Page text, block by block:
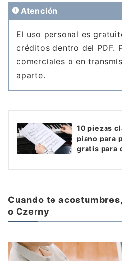
Atención
El uso personal es
créditos dentro del PDF.
comerciales o en
aparte.
10 piezas
piano para
gratis para
Cuando te
o Czerny